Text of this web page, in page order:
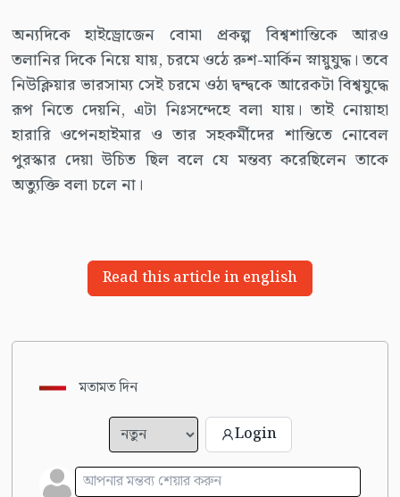
অন্যদিকে হাইড্রোজেন বোমা প্রকল্প বিশ্বশান্তিকে আরও
তলানির দিকে নিয়ে যায়, চরমে ওঠে রুশ-মার্কিন স্নায়ুযুদ্ধ। তবে
নিউক্লিয়ার ভারসাম্য সেই চরমে ওঠা দ্বন্দ্বকে আরেকটা বিশ্বযুদ্ধে
রূপ নিতে দেয়নি, এটা নিঃসন্দেহে বলা যায়। তাই নোয়াহা
হারারি ওপেনহাইমার ও তার সহকর্মীদের শান্তিতে নোবেল
পুরস্কার দেয়া উচিত ছিল বলে যে মন্তব্য করেছিলেন তাকে
অত্যুক্তি বলা চলে না।
Read this article in english
মতামত দিন
Login